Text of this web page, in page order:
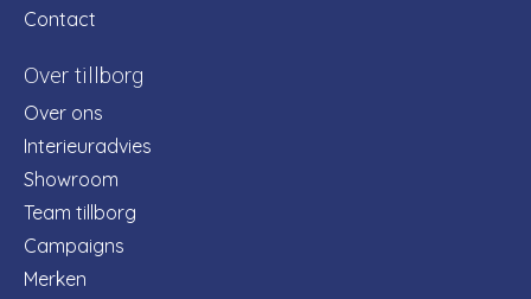
Contact
Over tillborg
Over ons
Interieuradvies
Showroom
Team tillborg
Campaigns
Merken